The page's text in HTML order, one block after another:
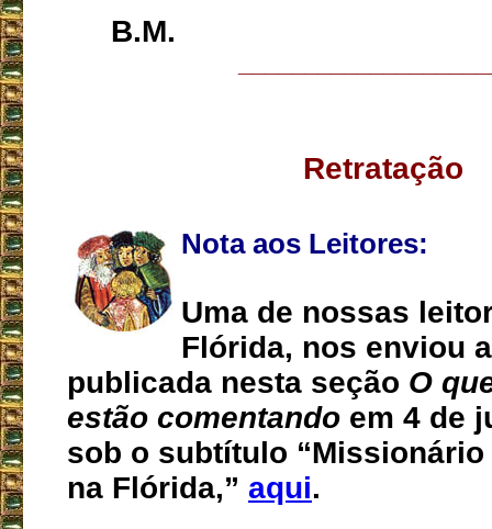
B.M.
Retratação
Nota aos Leitores:
Uma de nossas
Flórida, nos enviou
publicada nesta seção O
estão comentando em 4 de
sob o subtítulo “Missionário
na Flórida,” aqui.